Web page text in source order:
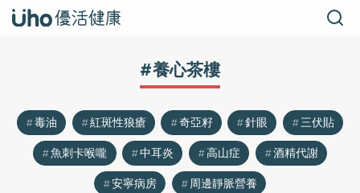
#養心茶樓
毒油 紅斑性狼瘡 奇亞籽 針眼
三伏貼
魚刺卡喉嚨
中耳炎 高山症
酒精代謝
安寧病房
周邊靜脈營養